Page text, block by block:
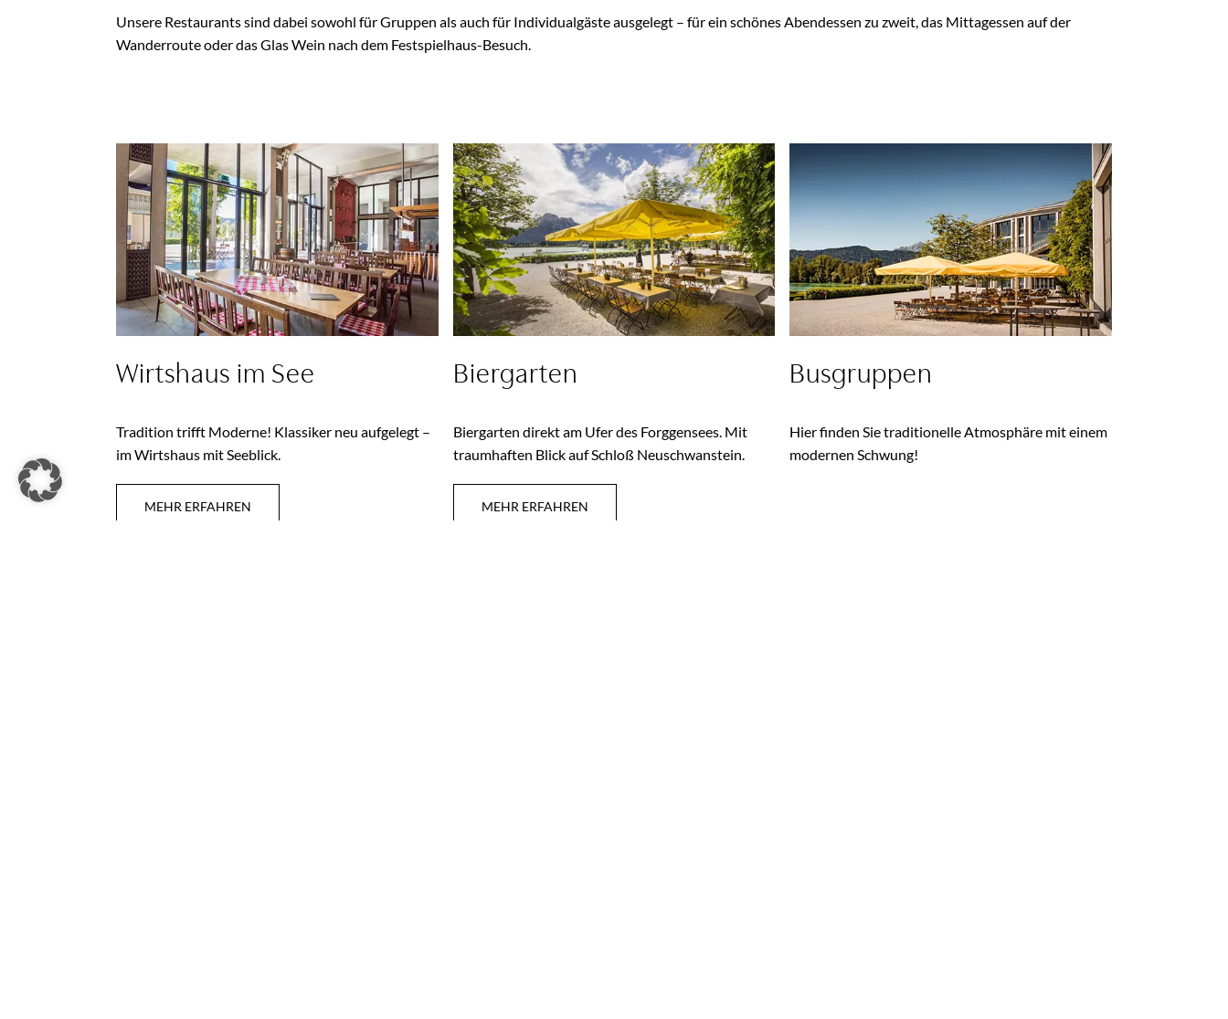
Unsere Restaurants sind dabei sowohl für Gruppen als auch für Individualgäste ausgelegt – für ein schönes Abendessen zu zweit, das Mittagessen auf der
Wanderroute oder das Glas Wein nach dem Festspielhaus-Besuch.
Wirtshaus im See
Tradition trifft Moderne! Klassiker neu aufgelegt –
im Wirtshaus mit Seeblick.
MEHR ERFAHREN
Biergarten
Biergarten direkt am Ufer des Forggensees. Mit
traumhaften Blick auf Schloß Neuschwanstein.
MEHR ERFAHREN
Busgruppen
Hier finden Sie traditionelle Atmosphäre mit einem
modernen Schwung!